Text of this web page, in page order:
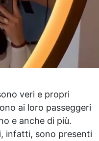
veri e propri
ai loro passeggeri
e anche di più.
infatti, sono presenti